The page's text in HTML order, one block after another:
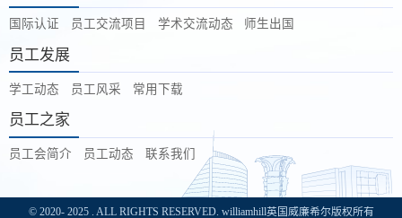
国际认证 员工交流项目 学术交流动态 师生出国
员工发展
学工动态 员工风采 常用下载
员工之家
员工会简介 员工动态 联系我们
© 2020- 2025 . ALL RIGHTS RESERVED. williamhill英国威廉希尔版权所有